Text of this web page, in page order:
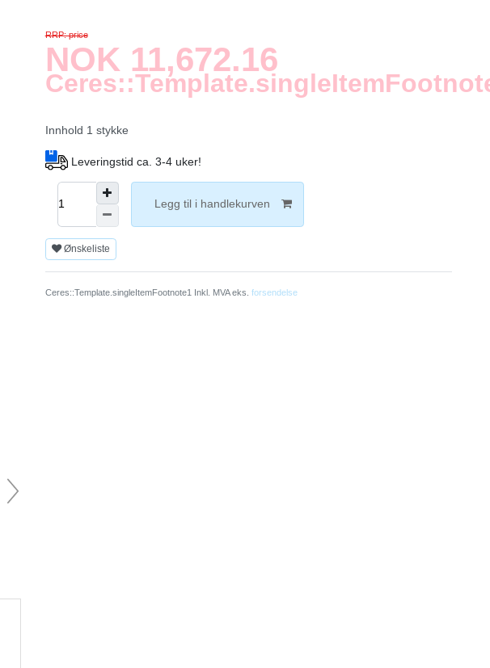
RRP: price
NOK 11,672.16
Innhold 1 stykke
Leveringstid ca. 3-4 uker!
Legg til i handlekurven
Ønskeliste
Ceres::Template.singleItemFootnote1 Inkl. MVA eks. forsendelse